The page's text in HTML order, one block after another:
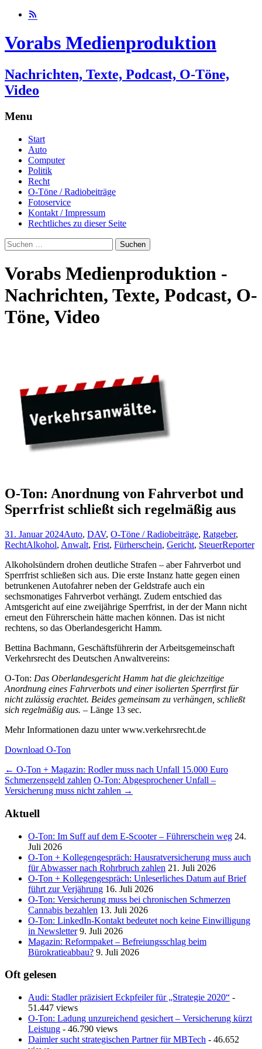
Vorabs Medienproduktion
Nachrichten, Texte, Podcast, O-Töne,
Video
Menu
Skip
content
Start
Auto
Computer
Politik
Recht
O-Töne / Radiobeiträge
Fotoservice
Kontakt / Impressum
Rechtliches zu dieser Seite
Suchen
nach:
Vorabs Medienproduktion -
Nachrichten, Texte, Podcast, O-
Töne, Video
O-Ton: Anordnung von Fahrverbot und
Sperrfrist schließt sich regelmäßig aus
31. Januar 2024Auto, DAV, O-Töne / Radiobeiträge, Ratgeber,
RechtAlkohol, Anwalt, Frist, Fürherschein, Gericht, SteuerReporter
Alkoholsündern drohen deutliche Strafen – aber Fahrverbot und
Sperrfrist schließen sich aus. Die erste Instanz hatte gegen einen
betrunkenen Autofahrer neben der Geldstrafe auch ein
sechsmonatiges Fahrverbot verhängt. Zudem entschied das
Amtsgericht auf eine zweijährige Sperrfrist, in der der Mann nicht
erneut den Führerschein hätte machen können. Das ist nicht
rechtens, so das Oberlandesgericht Hamm.
Bettina Bachmann, Geschäftsführerin der Arbeitsgemeinschaft
Verkehrsrecht des Deutschen Anwaltvereins:
O-Ton: Das Oberlandesgericht Hamm hat die gleichzeitige
Anordnung eines Fahrverbots und einer isolierten Sperrfirst für
nicht zulässig erachtet. Beides gemeinsam zu verhängen, schließt
sich regelmäßig aus. – Länge 13 sec.
Mehr Informationen dazu unter www.verkehrsrecht.de
Download O-Ton
Post
navigation
← O-Ton + Magazin: Rodler muss nach Unfall 15.000 Euro
Schmerzensgeld zahlen O-Ton: Abgesprochener Unfall –
Versicherung muss nicht zahlen →
Aktuell
O-Ton: Im Suff auf dem E-Scooter – Führerschein weg 24.
Juli 2026
O-Ton + Kollegengespräch: Hausratversicherung muss auch
für Abwasser nach Rohrbruch zahlen 21. Juli 2026
O-Ton + Kollegengespräch: Unleserliches Datum auf Brief
führt zur Verjährung 16. Juli 2026
O-Ton: Versicherung muss bei chronischen Schmerzen
Cannabis bezahlen 13. Juli 2026
O-Ton: LinkedIn-Kontakt bedeutet noch keine Einwilligung
in Newsletter 9. Juli 2026
Magazin: Reformpaket – Befreiungsschlag beim
Bürokratieabbau? 9. Juli 2026
Oft gelesen
Audi: Stadler präzisiert Eckpfeiler für „Strategie 2020“ -
51.447 views
O-Ton: Ladung unzureichend gesichert – Versicherung kürzt
Leistung - 46.790 views
Daimler sucht strategischen Partner für MBTech - 46.652